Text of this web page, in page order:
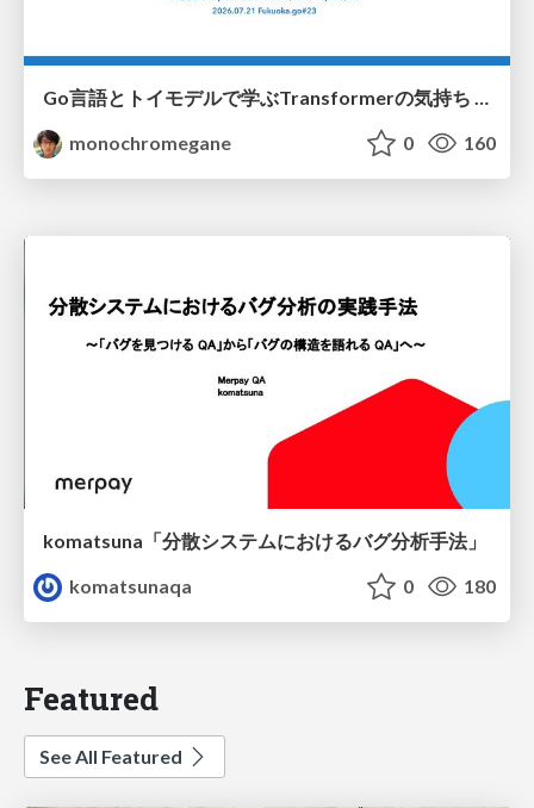
monochromegane
0 160
komatsuna「分散システムにおけるバグ分析手法」
komatsunaqa
0 180
Featured
See All Featured